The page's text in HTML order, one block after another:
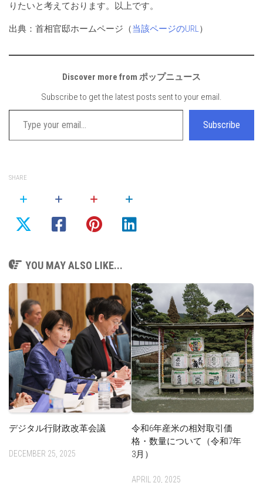
りたいと考えております。以上です。
出典：首相官邸ホームページ（当該ページのURL）
Discover more from ポップニュース
Subscribe to get the latest posts sent to your email.
Type your email…
Subscribe
SHARE
YOU MAY ALSO LIKE...
デジタル行財政改革会議
DECEMBER 25, 2025
令和6年産米の相対取引価
格・数量について（令和7年
3月）
APRIL 20, 2025